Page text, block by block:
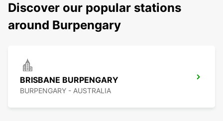
Discover our popular stations
around Burpengary
BRISBANE BURPENGARY
BURPENGARY - AUSTRALIA